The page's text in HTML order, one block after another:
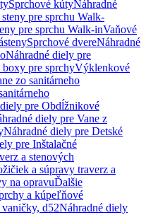
Sprchové kútyNáhradné
pre sprchu Walk-
pre sprchu Walk-inVaňové
Sprchové dvereNáhradné
Náhradné diely pre
pre sprchyVýklenkové
zo sanitárneho
pre Obdĺžnikové
diely pre Vane z
Náhradné diely pre Detské
pre Inštalačné
a stenových
a súpravy traverz a
na opravuĎalšie
a kúpeľňové
d52Náhradné diely